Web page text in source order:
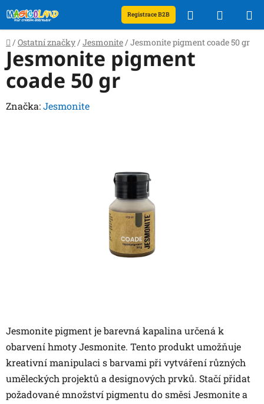
na
obsah
Registrace B2B Hledat
KOŠÍK
Domů
/ Ostatní značky / Jesmonite / Jesmonite pigment coade 50 gr
Jesmonite pigment je barevná kapalina určená k
obarvení hmoty Jesmonite. Tento produkt umožňuje
kreativní manipulaci s barvami při vytváření různých
uměleckých projektů a designových prvků. Stačí přidat
požadované množství pigmentu do směsi Jesmonite a
Jesmonite pigment
coade 50 gr
Značka:Jesmonite